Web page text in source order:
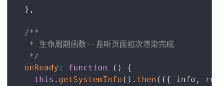
} ,
/**
   * 生命周期函数--监听页面初次渲染完成
   */
onReady : function ( )
{
this . getSystemInfo ( ) . then ( ( { info ,